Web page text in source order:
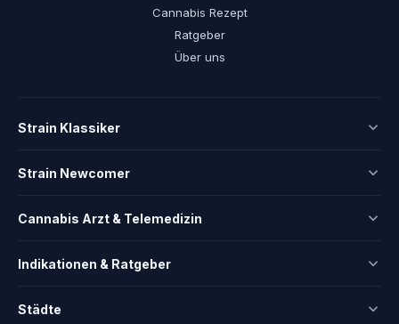
Cannabis Rezept
Ratgeber
Über uns
Strain Klassiker
Strain Newcomer
Cannabis Arzt & Telemedizin
Indikationen & Ratgeber
Städte